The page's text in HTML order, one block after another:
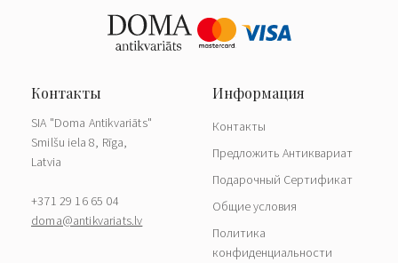
SIA "Doma Antikvariāts"
Smilšu iela 8, Rīga,
Latvia
+371 29 16 65 04
doma@antikvariats.lv
Контакты
Предложить Антиквариат
Подарочный Сертификат
Общие условия
Политика
конфиденциальности